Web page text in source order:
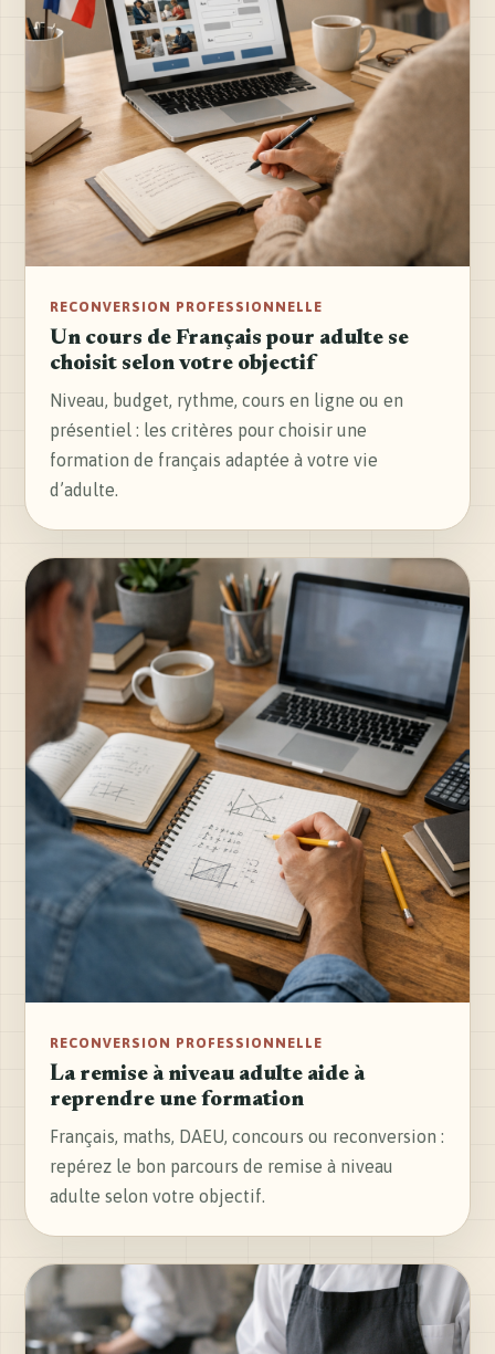
RECONVERSION PROFESSIONNELLE
Un cours de Français pour adulte se
choisit selon votre objectif
Niveau, budget, rythme, cours en ligne ou en
présentiel : les critères pour choisir une
formation de français adaptée à votre vie
d’adulte.
RECONVERSION PROFESSIONNELLE
La remise à niveau adulte aide à
reprendre une formation
Français, maths, DAEU, concours ou reconversion :
repérez le bon parcours de remise à niveau
adulte selon votre objectif.